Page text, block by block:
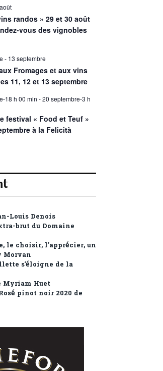
randos » 29 et 30 août
vous des vignobles
- 13 septembre
Fromages et aux vins
11, 12 et 13 septembre
18 h 00 min -20 septembre-3 h
festival « Food et Teuf »
à la Felicità
Louis Denois
brut du Domaine
le choisir, l’apprécier, un
Morvan
s’éloigne de la
Myriam Huet
pinot noir 2020 de